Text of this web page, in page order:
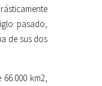
pasado,
de sus dos
km2,